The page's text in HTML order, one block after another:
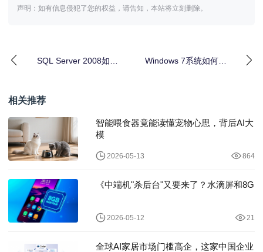
声明：如有信息侵犯了您的权益，请告知，本站将立刻删除。
SQL Server 2008如何
Windows 7系统如何关
相关推荐
智能喂食器竟能读懂宠物心思，背后AI大
模
2026-05-13 864
《中端机"杀后台"又要来了？水滴屏和8G
2026-05-12 21
全球AI家居市场门槛高企，这家中国企业